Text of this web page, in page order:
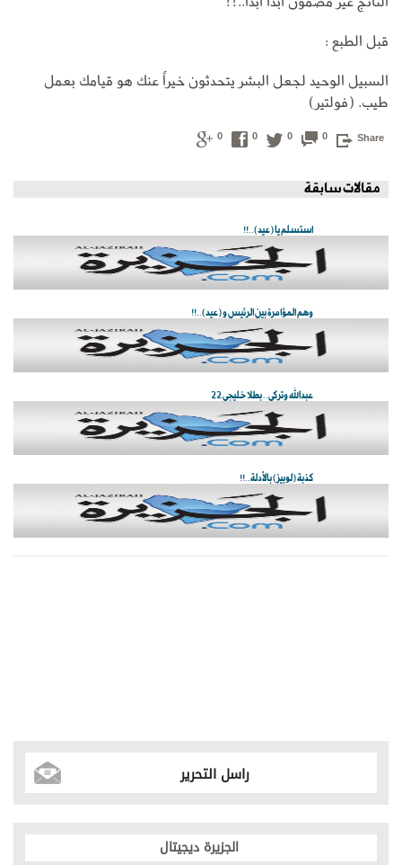
قبل الطبع :
السبيل الوحيد لجعل البشر يتحدثون خيراً عنك هو قيامك بعمل
طيب. (فولتير)
Share
0
0
0
0
مقالات سابقة
استسلم يا (عيد)..!!
وهم المؤامرة بين الرئيس و (عيد)..!!
عبدالله وتركي.. بطلا خليجي 22
كذبة (لوبيز) بالأدلة..!!
راسل التحرير
الجزيرة ديجيتال